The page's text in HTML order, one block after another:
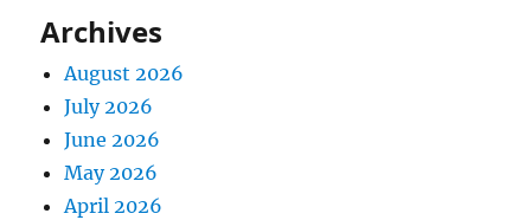
Archives
August 2026
July 2026
June 2026
May 2026
April 2026